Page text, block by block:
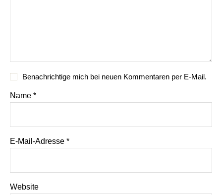
Benachrichtige mich bei neuen Kommentaren per E-Mail.
Name *
E-Mail-Adresse *
Website